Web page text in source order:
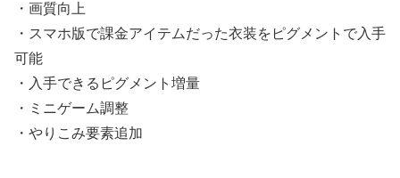
・画質向上
・スマホ版で課金アイテムだった衣装をピグメントで入手
可能
・入手できるピグメント増量
・ミニゲーム調整
・やりこみ要素追加